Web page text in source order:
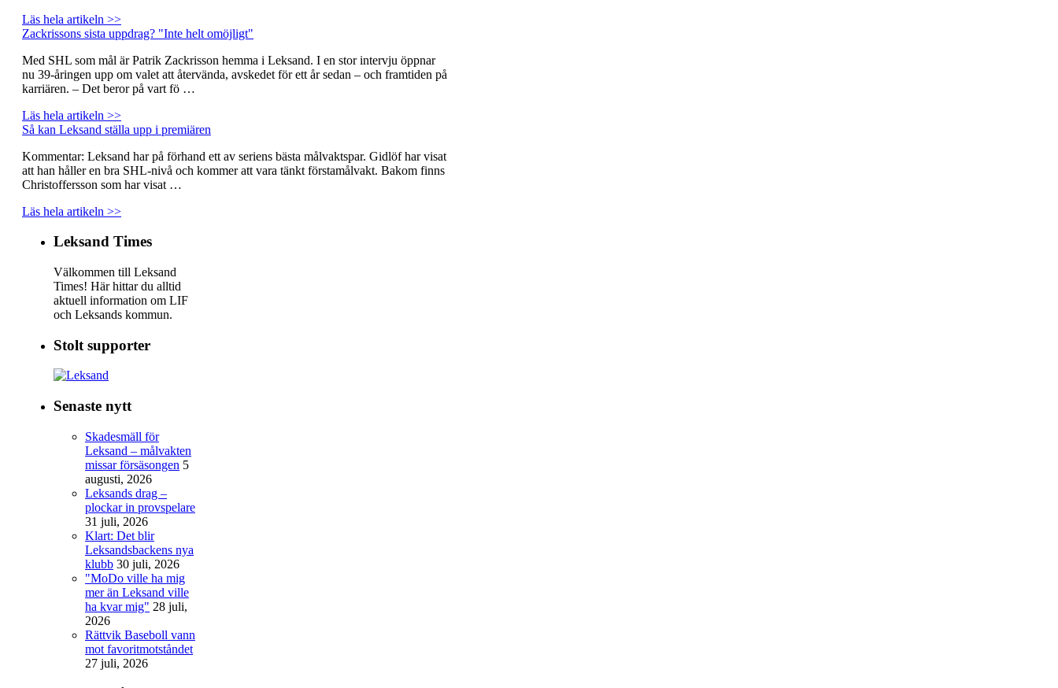
Läs hela artikeln >>
Zackrissons sista uppdrag? "Inte helt omöjligt"
Med SHL som mål är Patrik Zackrisson hemma i Leksand. I en stor intervju öppnar
nu 39-åringen upp om valet att återvända, avskedet för ett år sedan – och framtiden på
karriären. – Det beror på vart fö …
Läs hela artikeln >>
Så kan Leksand ställa upp i premiären
Kommentar: Leksand har på förhand ett av seriens bästa målvaktspar. Gidlöf har visat
att han håller en bra SHL-nivå och kommer att vara tänkt förstamålvakt. Bakom finns
Christoffersson som har visat …
Läs hela artikeln >>
Leksand Times
Välkommen till Leksand
Times! Här hittar du alltid
aktuell information om LIF
och Leksands kommun.
Stolt supporter
Senaste nytt
Skadesmäll för
Leksand – målvakten
missar försäsongen 5
augusti, 2026
Leksands drag –
plockar in provspelare
31 juli, 2026
Klart: Det blir
Leksandsbackens nya
klubb 30 juli, 2026
"MoDo ville ha mig
mer än Leksand ville
ha kvar mig" 28 juli,
2026
Rättvik Baseboll vann
mot favoritmotståndet
27 juli, 2026